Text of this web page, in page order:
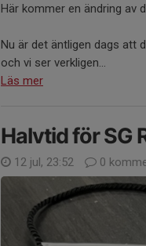
Här kommer en ändring av
Nu är det äntligen dags att
och vi ser verkligen...
Läs mer
Halvtid för SG
12 jul, 23:52 0